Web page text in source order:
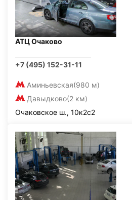
АТЦ Очаково
+7 (495) 152-31-11
Аминьевская(980 м)
Давыдково(2 км)
Очаковское ш., 10к2с2